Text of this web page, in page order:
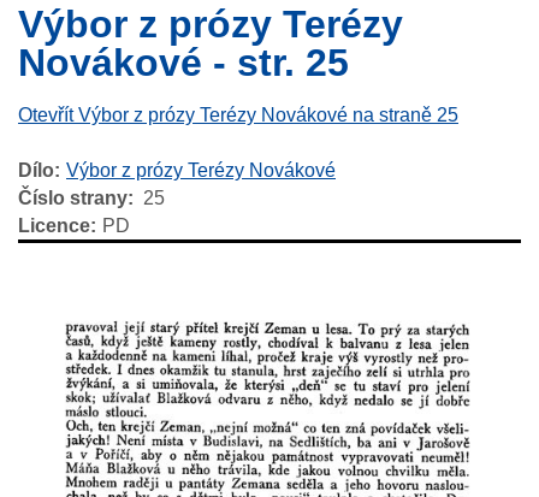
Výbor z prózy Terézy
Novákové - str. 25
Otevřít Výbor z prózy Terézy Novákové na straně 25
Dílo Výbor z prózy Terézy Novákové
Číslo strany
25
Licence
PD